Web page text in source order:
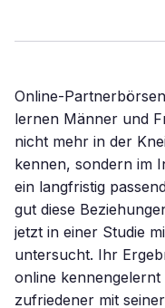
Online-
lernen Männer und
nicht mehr in der
kennen, sondern im
ein langfristig
gut diese
jetzt in einer Studie
untersucht. Ihr
online
zufriedener mit